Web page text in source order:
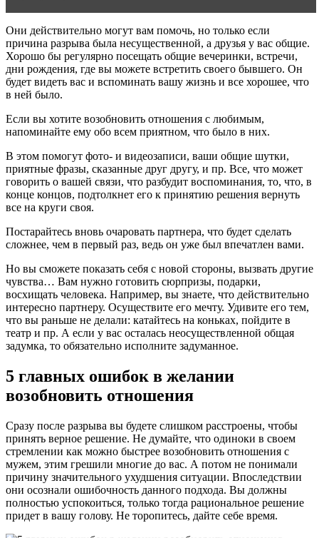
Они действительно могут вам помочь, но только если
причина разрыва была несущественной, а друзья у вас общие.
Хорошо бы регулярно посещать общие вечеринки, встречи,
дни рождения, где вы можете встретить своего бывшего. Он
будет видеть вас и вспоминать вашу жизнь и все хорошее, что
в ней было.
Если вы хотите возобновить отношения с любимым,
напоминайте ему обо всем приятном, что было в них.
В этом помогут фото- и видеозаписи, ваши общие шутки,
приятные фразы, сказанные друг другу, и пр. Все, что может
говорить о вашей связи, что разбудит воспоминания, то, что, в
конце концов, подтолкнет его к принятию решения вернуть
все на круги своя.
Постарайтесь вновь очаровать партнера, что будет сделать
сложнее, чем в первый раз, ведь он уже был впечатлен вами.
Но вы сможете показать себя с новой стороны, вызвать другие
чувства… Вам нужно готовить сюрпризы, подарки,
восхищать человека. Например, вы знаете, что действительно
интересно партнеру. Осуществите его мечту. Удивите его тем,
что вы раньше не делали: катайтесь на коньках, пойдите в
театр и пр. А если у вас осталась неосуществленной общая
задумка, то обязательно исполните задуманное.
5 главных ошибок в желании
возобновить отношения
Сразу после разрыва вы будете слишком расстроены, чтобы
принять верное решение. Не думайте, что одиноки в своем
стремлении как можно быстрее возобновить отношения с
мужем, этим грешили многие до вас. А потом не понимали
причину значительного ухудшения ситуации. Впоследствии
они осознали ошибочность данного подхода. Вы должны
полностью успокоиться, только тогда рациональное решение
придет в вашу голову. Не торопитесь, дайте себе время.